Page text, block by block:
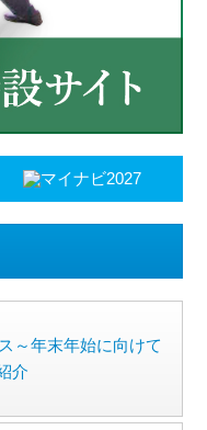
～年末年始に向けて
介